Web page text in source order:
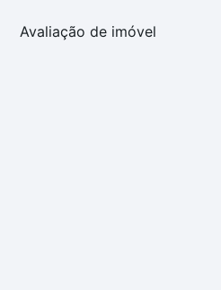
Avaliação de imóvel